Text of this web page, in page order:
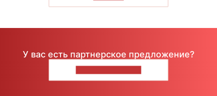
У вас есть партнерское предложение?